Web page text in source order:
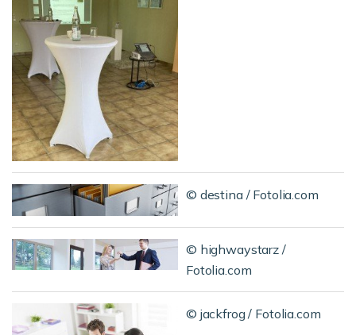
© destina / Fotolia.com
© highwaystarz /
Fotolia.com
© jackfrog / Fotolia.com